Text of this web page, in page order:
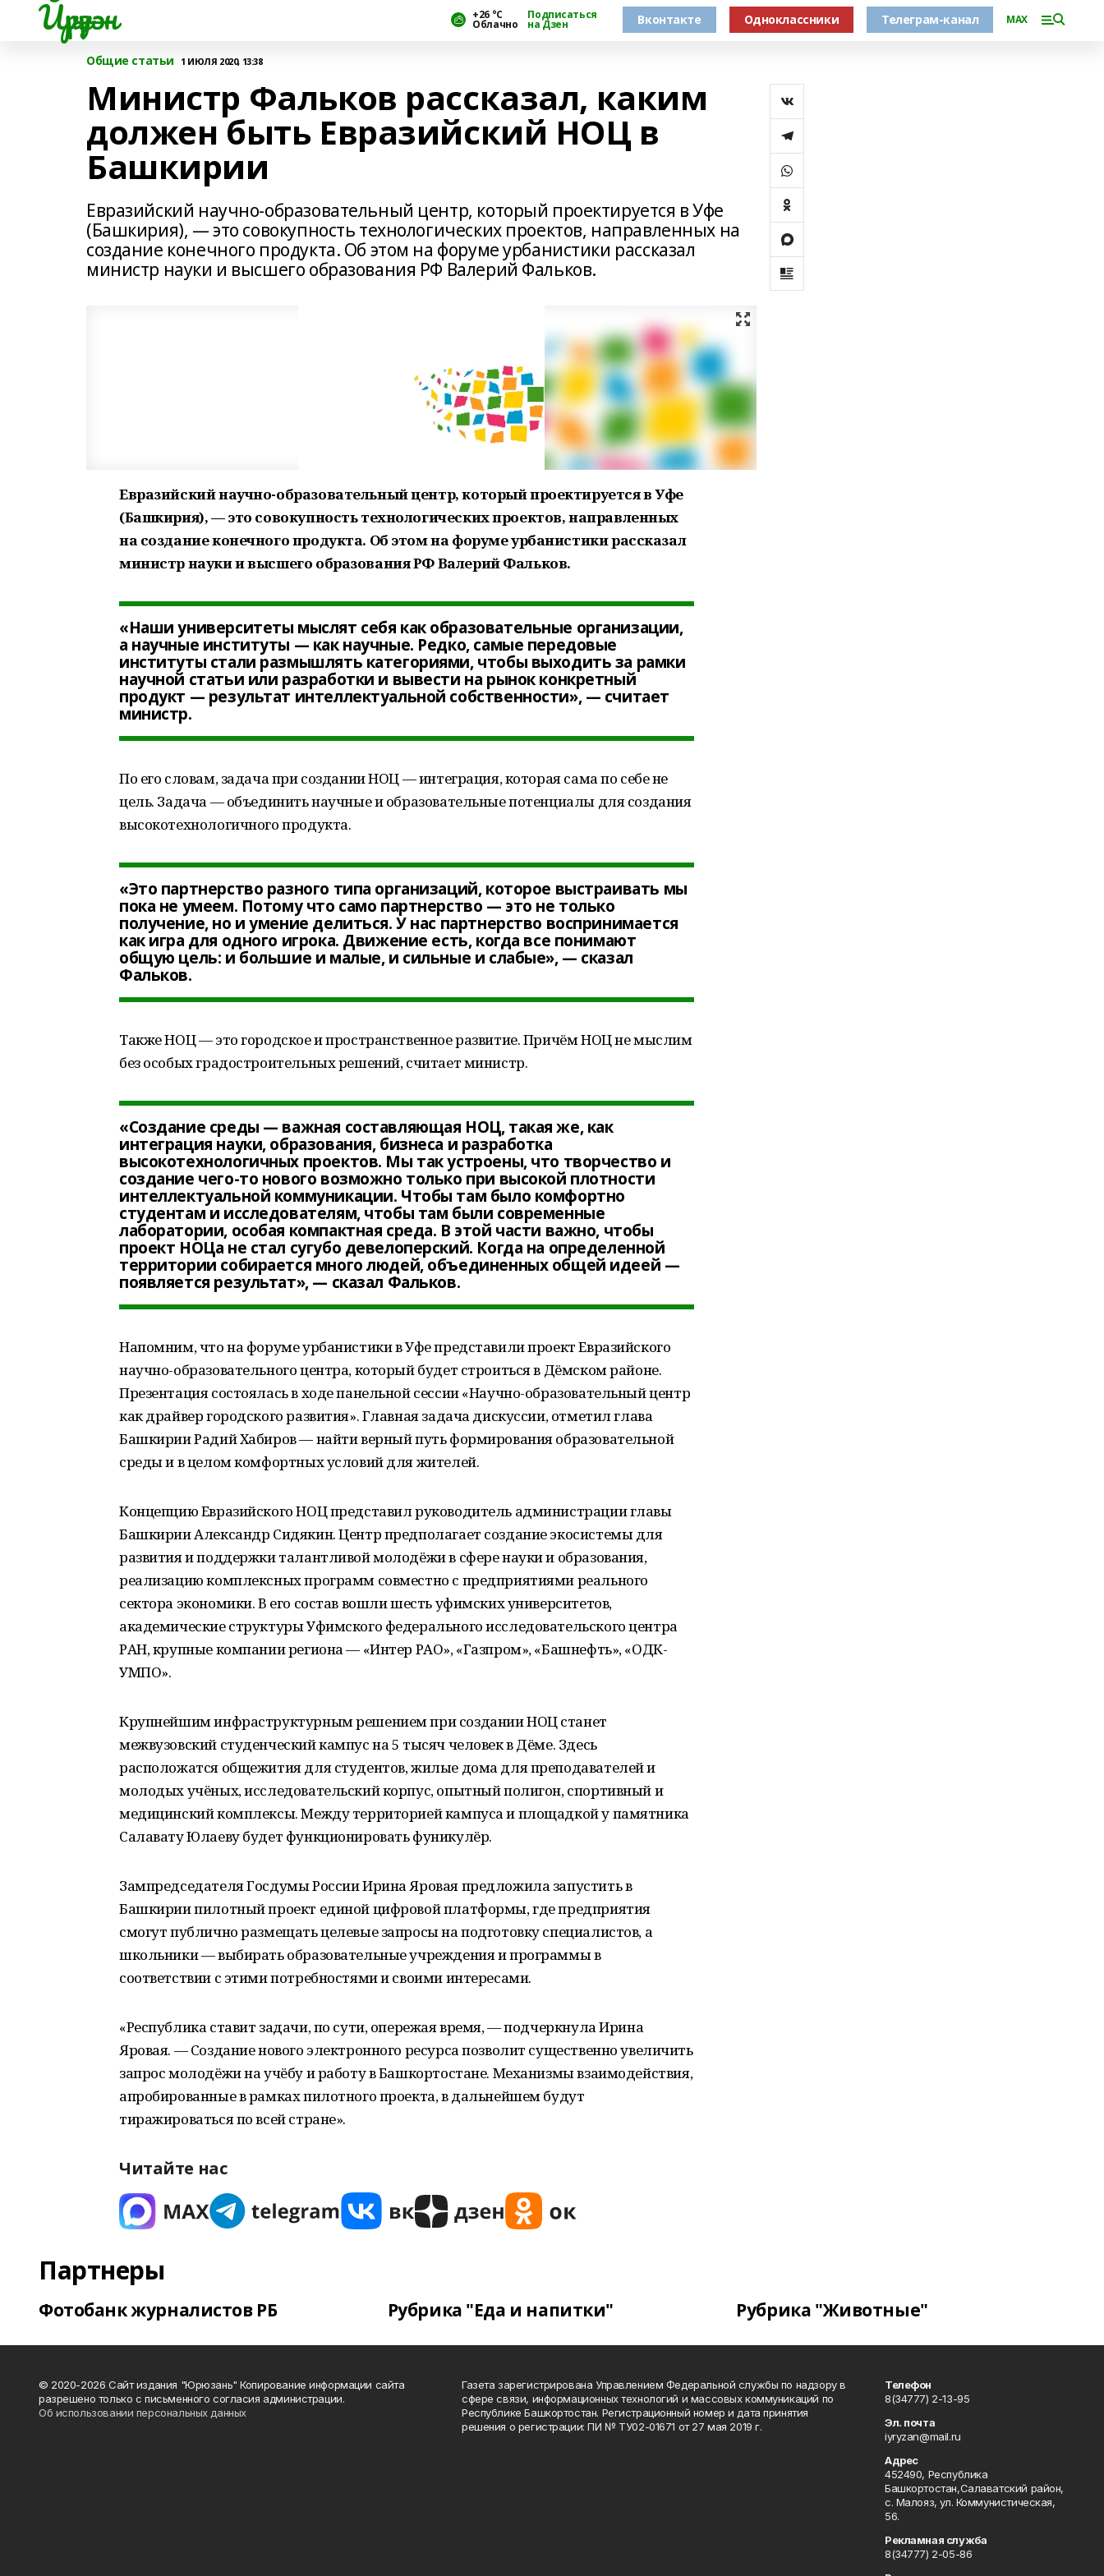
Йүрүҙән +26 °С
Облачно
Подписаться
на Дзен Вконтакте Одноклассники Телеграм-канал MAX
Общие статьи 1 ИЮЛЯ 2020, 13:38
Министр Фальков рассказал, каким
должен быть Евразийский НОЦ в
Башкирии
Евразийский научно-образовательный центр, который проектируется в Уфе
(Башкирия), — это совокупность технологических проектов, направленных на
создание конечного продукта. Об этом на форуме урбанистики рассказал
министр науки и высшего образования РФ Валерий Фальков.
Евразийский научно-образовательный центр, который проектируется в Уфе
(Башкирия), — это совокупность технологических проектов, направленных
на создание конечного продукта. Об этом на форуме урбанистики рассказал
министр науки и высшего образования РФ Валерий Фальков.
«Наши университеты мыслят себя как образовательные организации,
а научные институты — как научные. Редко, самые передовые
институты стали размышлять категориями, чтобы выходить за рамки
научной статьи или разработки и вывести на рынок конкретный
продукт — результат интеллектуальной собственности», — считает
министр.
По его словам, задача при создании НОЦ — интеграция, которая сама по себе не
цель. Задача — объединить научные и образовательные потенциалы для создания
высокотехнологичного продукта.
«Это партнерство разного типа организаций, которое выстраивать мы
пока не умеем. Потому что само партнерство — это не только
получение, но и умение делиться. У нас партнерство воспринимается
как игра для одного игрока. Движение есть, когда все понимают
общую цель: и большие и малые, и сильные и слабые», — сказал
Фальков.
Также НОЦ — это городское и пространственное развитие. Причём НОЦ не мыслим
без особых градостроительных решений, считает министр.
«Создание среды — важная составляющая НОЦ, такая же, как
интеграция науки, образования, бизнеса и разработка
высокотехнологичных проектов. Мы так устроены, что творчество и
создание чего-то нового возможно только при высокой плотности
интеллектуальной коммуникации. Чтобы там было комфортно
студентам и исследователям, чтобы там были современные
лаборатории, особая компактная среда. В этой части важно, чтобы
проект НОЦа не стал сугубо девелоперский. Когда на определенной
территории собирается много людей, объединенных общей идеей —
появляется результат», — сказал Фальков.
Напомним, что на форуме урбанистики в Уфе представили проект Евразийского
научно-образовательного центра, который будет строиться в Дёмском районе.
Презентация состоялась в ходе панельной сессии «Научно-образовательный центр
как драйвер городского развития». Главная задача дискуссии, отметил глава
Башкирии Радий Хабиров — найти верный путь формирования образовательной
среды и в целом комфортных условий для жителей.
Концепцию Евразийского НОЦ представил руководитель администрации главы
Башкирии Александр Сидякин. Центр предполагает создание экосистемы для
развития и поддержки талантливой молодёжи в сфере науки и образования,
реализацию комплексных программ совместно с предприятиями реального
сектора экономики. В его состав вошли шесть уфимских университетов,
академические структуры Уфимского федерального исследовательского центра
РАН, крупные компании региона — «Интер РАО», «Газпром», «Башнефть», «ОДК-
УМПО».
Крупнейшим инфраструктурным решением при создании НОЦ станет
межвузовский студенческий кампус на 5 тысяч человек в Дёме. Здесь
расположатся общежития для студентов, жилые дома для преподавателей и
молодых учёных, исследовательский корпус, опытный полигон, спортивный и
медицинский комплексы. Между территорией кампуса и площадкой у памятника
Салавату Юлаеву будет функционировать фуникулёр.
Зампредседателя Госдумы России Ирина Яровая предложила запустить в
Башкирии пилотный проект единой цифровой платформы, где предприятия
смогут публично размещать целевые запросы на подготовку специалистов, а
школьники — выбирать образовательные учреждения и программы в
соответствии с этими потребностями и своими интересами.
«Республика ставит задачи, по сути, опережая время, — подчеркнула Ирина
Яровая. — Создание нового электронного ресурса позволит существенно увеличить
запрос молодёжи на учёбу и работу в Башкортостане. Механизмы взаимодействия,
апробированные в рамках пилотного проекта, в дальнейшем будут
тиражироваться по всей стране».
Читайте нас
Партнеры
Фотобанк журналистов РБ Рубрика "Еда и напитки" Рубрика "Животные"
© 2020-2026 Сайт издания "Юрюзань" Копирование информации сайта
разрешено только с письменного согласия администрации.
Об использовании персональных данных
Газета зарегистрирована Управлением Федеральной службы по надзору в
сфере связи, информационных технологий и массовых коммуникаций по
Республике Башкортостан. Регистрационный номер и дата принятия
решения о регистрации: ПИ № ТУ02-01671 от 27 мая 2019 г.
Телефон
8(34777) 2-13-95
Эл. почта
iyryzan@mail.ru
Адрес
452490, Республика
Башкортостан,Салаватский район,
с. Малояз, ул. Коммунистическая,
56.
Рекламная служба
8(34777) 2-05-86